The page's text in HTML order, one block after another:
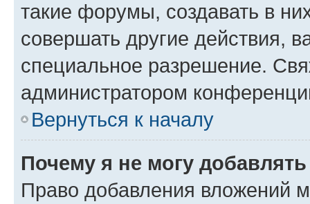
такие форумы, создавать в
совершать другие действия,
специальное разрешение.
администратором
Вернуться к началу
Почему я не могу
Право добавления вложений